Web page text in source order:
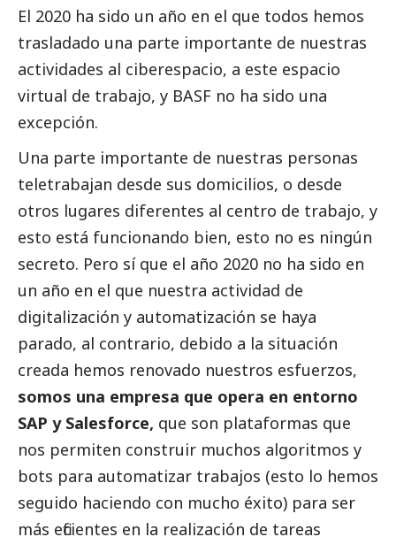
El 2020 ha sido un año en el que todos hemos
trasladado una parte importante de nuestras
actividades al ciberespacio, a este espacio
virtual de trabajo, y BASF no ha sido una
excepción.
Una parte importante de nuestras personas
teletrabajan desde sus domicilios, o desde
otros lugares diferentes al centro de trabajo, y
esto está funcionando bien, esto no es ningún
secreto. Pero sí que el año 2020 no ha sido en
un año en el que nuestra actividad de
digitalización y automatización se haya
parado, al contrario, debido a la situación
creada hemos renovado nuestros esfuerzos,
somos una empresa que opera en entorno
SAP y Salesforce, que son plataformas que
nos permiten construir muchos algoritmos y
bots para automatizar trabajos (esto lo hemos
seguido haciendo con mucho éxito) para ser
más eficientes en la realización de tareas